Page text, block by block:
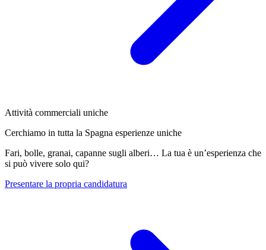
Attività commerciali uniche
Cerchiamo in tutta la Spagna esperienze uniche
Fari, bolle, granai, capanne sugli alberi… La tua è un’esperienza che
si può vivere solo qui?
Presentare la propria candidatura